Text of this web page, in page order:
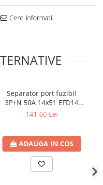
Cere informatii
Separator port fuzibil
3P+N 50A 14x51 EFD14
LED
141,60 Lei
ADAUGA IN COS